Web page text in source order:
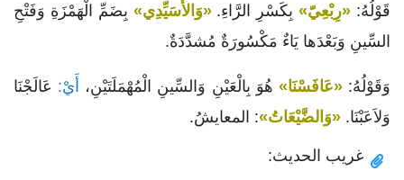
قَوْلُهُ: «رِبْعِيّ»بِكَسْرِ الرَّاءِ.«وَالأُسَيِّدِي» بِضَمِّ الْهَمْزَةِ وَفَتْحِ
السِّينِ وَبَعْدَها يَاءٌ مَكْسُورَةٌ مُشدَّدَةٌ.
وَقَوْلُهُ:«عَافَسْنَا» هُوَ بِالْعَيْنِ وَالسِّينِ الْمُهْمَلَتَيْنِ، أَيْ: عَالَجْنَا
وَلاَعَبْنَا. «وَالضَّيْعَاتُ»: المعايشُ.
غريب الحديث: